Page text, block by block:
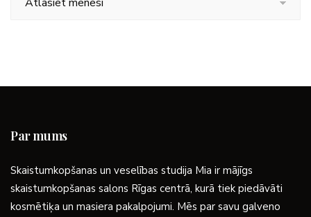
Par mums
Skaistumkopšanas un veselības studija Mia ir mājīgs
skaistumkopšanas salons Rīgas centrā, kurā tiek piedāvāti
kosmētiķa un masiera pakalpojumi. Mēs par savu galveno